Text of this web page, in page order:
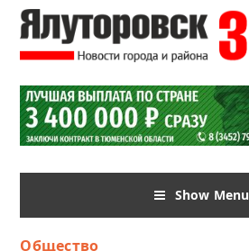
Show Menu
Общество